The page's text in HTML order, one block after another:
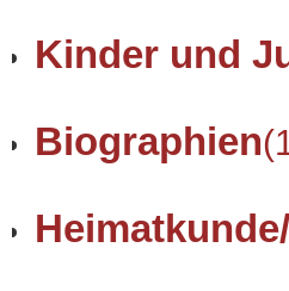
Kinder und
Biographien